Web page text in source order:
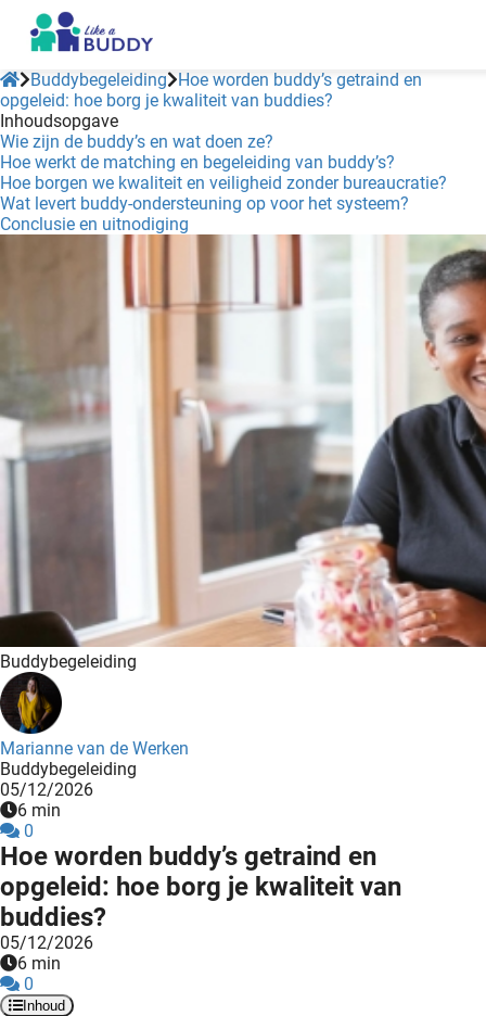
Buddybegeleiding
Hoe worden buddy’s getraind en
opgeleid: hoe borg je kwaliteit van buddies?
Inhoudsopgave
Wie zijn de buddy’s en wat doen ze?
Hoe werkt de matching en begeleiding van buddy’s?
Hoe borgen we kwaliteit en veiligheid zonder bureaucratie?
Wat levert buddy-ondersteuning op voor het systeem?
Conclusie en uitnodiging
Buddybegeleiding
Marianne van de Werken
Buddybegeleiding
05/12/2026
6 min
0
Hoe worden buddy’s getraind en
opgeleid: hoe borg je kwaliteit van
buddies?
05/12/2026
6 min
0
Inhoud